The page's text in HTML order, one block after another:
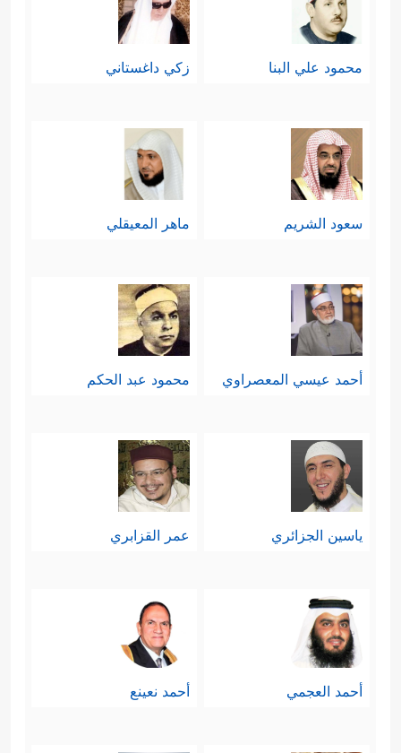
محمود علي البنا زكي داغستاني
سعود الشريم ماهر المعيقلي
أحمد عيسي المعصراوي محمود عبد الحكم
ياسين الجزائري عمر القزابري
أحمد العجمي أحمد نعينع